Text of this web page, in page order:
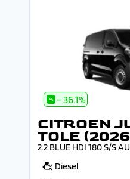
- 36.1%
CITROEN
TOLE
2.2 BLUE HDI 180 S/S
Diesel